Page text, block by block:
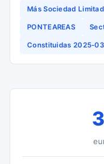
Más Sociedad
PONTEAREAS
Constituidas 2025-